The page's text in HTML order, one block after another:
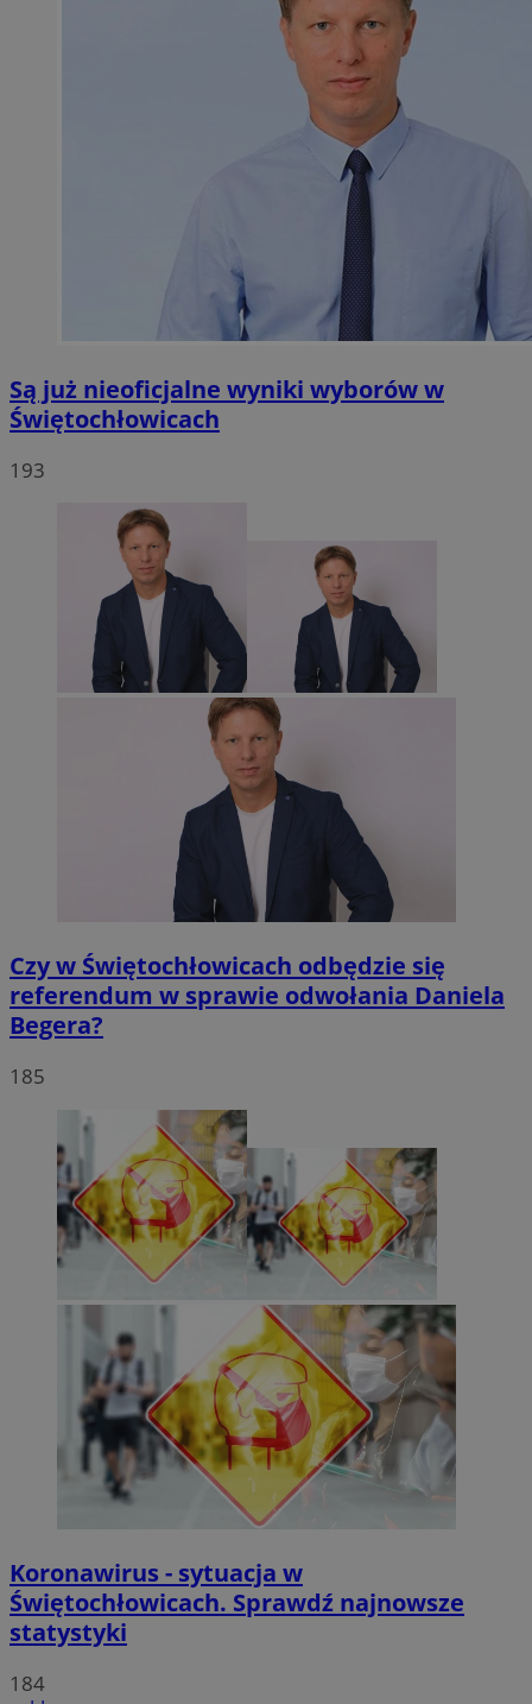
Są już nieoficjalne wyniki wyborów w
Świętochłowicach
193
Czy w Świętochłowicach odbędzie się
referendum w sprawie odwołania Daniela
Begera?
185
Koronawirus - sytuacja w
Świętochłowicach. Sprawdź najnowsze
statystyki
184